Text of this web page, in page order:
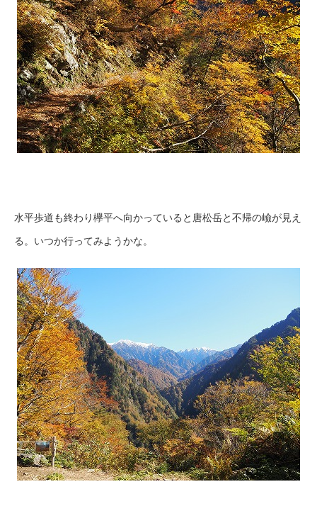
水平歩道も終わり欅平へ向かっていると唐松岳と不帰の嶮が見え
る。いつか行ってみようかな。